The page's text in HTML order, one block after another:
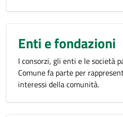
Enti e fondazioni
I consorzi, gli enti e le società
Comune fa parte per
interessi della comunità.